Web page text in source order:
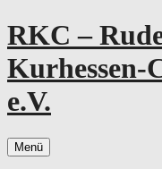
Zum
Inhalt
springen
RKC –
Kurhessen-
e.V.
Menü